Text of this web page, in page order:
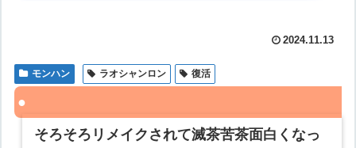
2024.11.13
モンハン ラオシャンロン 復活
そろそろリメイクされて滅茶苦茶面白くなっ